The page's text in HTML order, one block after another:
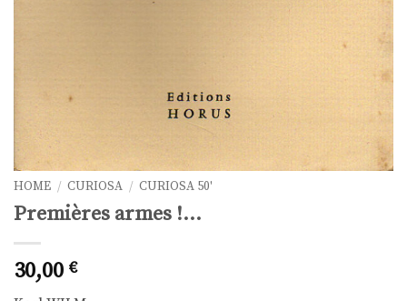
HOME / CURIOSA / CURIOSA 50'
Premières armes !…
30,00 €